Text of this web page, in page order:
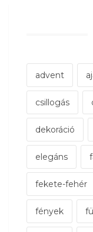
advent
csillogás
dekoráció
elegáns
fekete-fehér
fények